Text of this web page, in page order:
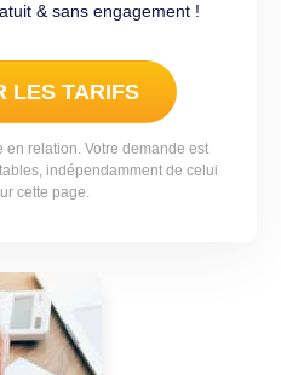
& sans engagement !
LES TARIFS
relation. Votre demande est
indépendamment de celui
cette page.